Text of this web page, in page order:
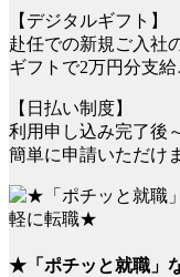
【デジタルギフト】
赴任での新規ご入社
ギフトで2万円分支給
【日払い制度】
利用申し込み完了後
簡単に申請いただけ
★「ポチッと就職」